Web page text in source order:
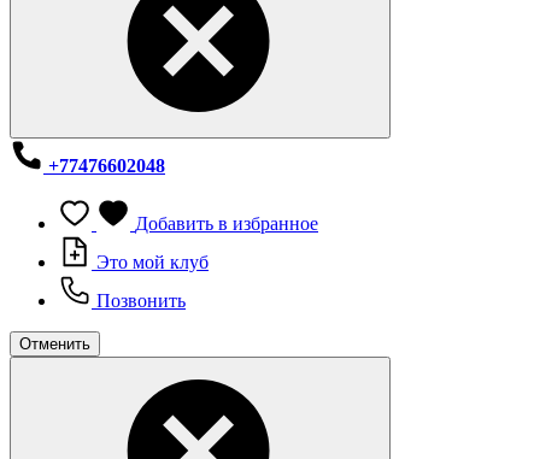
+77476602048
Добавить в избранное
Это мой клуб
Позвонить
Отменить